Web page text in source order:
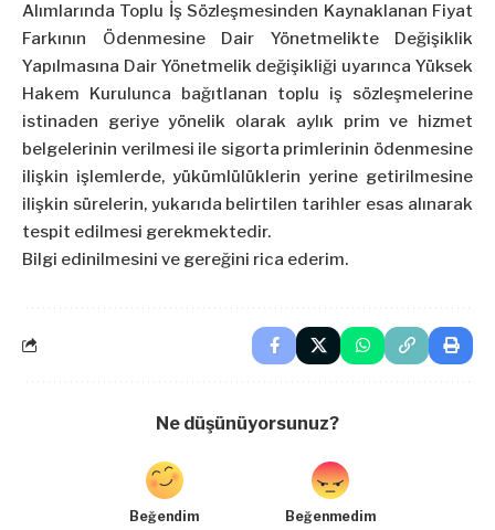
Alımlarında Toplu İş Sözleşmesinden Kaynaklanan Fiyat
Farkının Ödenmesine Dair Yönetmelikte Değişiklik
Yapılmasına Dair Yönetmelik değişikliği uyarınca Yüksek
Hakem Kurulunca bağıtlanan toplu iş sözleşmelerine
istinaden geriye yönelik olarak aylık prim ve hizmet
belgelerinin verilmesi ile sigorta primlerinin ödenmesine
ilişkin işlemlerde, yükümlülüklerin yerine getirilmesine
ilişkin sürelerin, yukarıda belirtilen tarihler esas alınarak
tespit edilmesi gerekmektedir.
Bilgi edinilmesini ve gereğini rica ederim.
Ne düşünüyorsunuz?
Beğendim Beğenmedim